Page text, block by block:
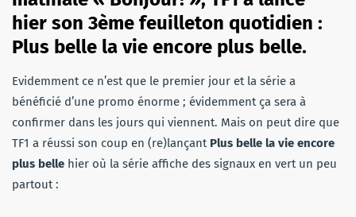
hier son 3ème feuilleton quotidien :
Plus belle la vie encore plus belle.
Evidemment ce n’est que le premier jour et la série a
bénéficié d’une promo énorme ; évidemment ça sera à
confirmer dans les jours qui viennent. Mais on peut dire que
TF1 a réussi son coup en (re)lançant Plus belle la vie encore
plus belle hier où la série affiche des signaux en vert un peu
partout :